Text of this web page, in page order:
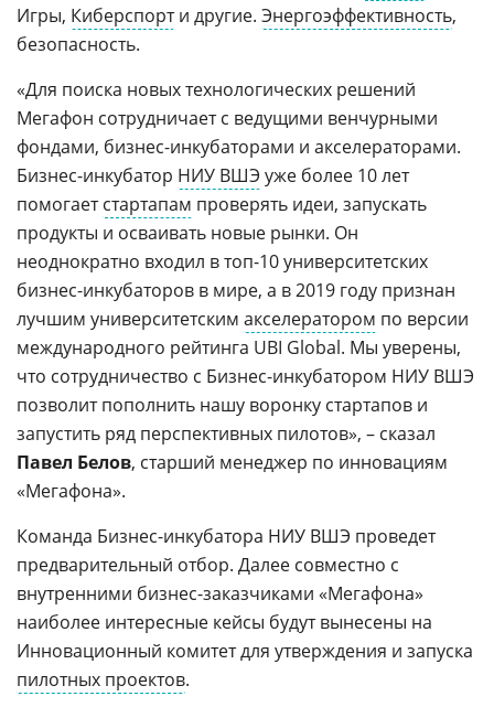
Игры, Киберспорти другие. Энергоэффективность,
безопасность.
«Для поиска новых технологических решений
Мегафон сотрудничает с ведущими венчурными
фондами, бизнес-инкубаторами и акселераторами.
Бизнес-инкубатор НИУ ВШЭ уже более 10 лет
помогаетстартапам проверять идеи, запускать
продукты и осваивать новые рынки. Он
неоднократно входил в топ-10 университетских
бизнес-инкубаторов в мире, а в 2019 году признан
лучшим университетским акселератором по версии
международного рейтинга UBI Global. Мы уверены,
что сотрудничество с Бизнес-инкубатором НИУ ВШЭ
позволит пополнить нашу воронку стартапов и
запустить ряд перспективных пилотов», – сказал
Павел Белов, старший менеджер по инновациям
«Мегафона».
Команда Бизнес-инкубатора НИУ ВШЭ проведет
предварительный отбор. Далее совместно с
внутренними бизнес-заказчиками «Мегафона»
наиболее интересные кейсы будут вынесены на
Инновационный комитет для утверждения и запуска
пилотных проектов.